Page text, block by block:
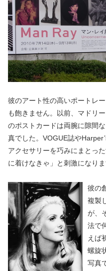
彼のアート性の高いポートレ
も飽きません。以前、マドリ
のポストカードは両腕に隙間
真でした。VOGUE誌や
アクセサリーを巧みにまとっ
に着けなきゃ」と刺激になりま
彼の
複製
が、
法で
えば
螺旋
写真